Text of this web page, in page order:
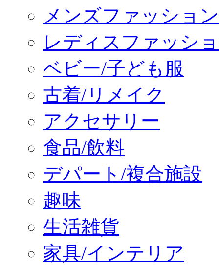
メンズファッション
レディスファッシ
ベビー/子ども服
古着/リメイク
アクセサリー
食品/飲料
デパート/複合施設
趣味
生活雑貨
家具/インテリア